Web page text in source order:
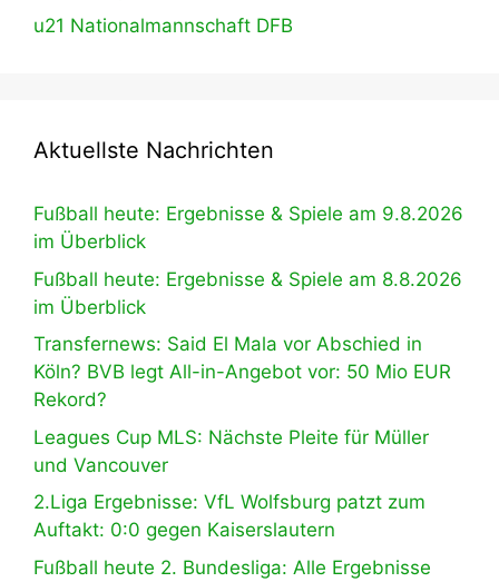
u21 Nationalmannschaft DFB
Aktuellste Nachrichten
Fußball heute: Ergebnisse & Spiele am 9.8.2026
im Überblick
Fußball heute: Ergebnisse & Spiele am 8.8.2026
im Überblick
Transfernews: Said El Mala vor Abschied in
Köln? BVB legt All-in-Angebot vor: 50 Mio EUR
Rekord?
Leagues Cup MLS: Nächste Pleite für Müller
und Vancouver
2.Liga Ergebnisse: VfL Wolfsburg patzt zum
Auftakt: 0:0 gegen Kaiserslautern
Fußball heute 2. Bundesliga: Alle Ergebnisse